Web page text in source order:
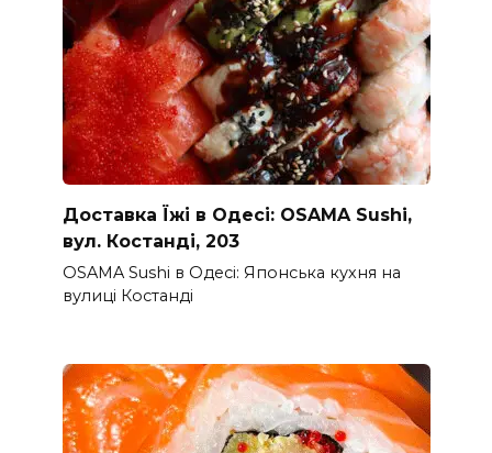
Доставка Їжі в Одесі: OSAMA Sushi,
вул. Костанді, 203
OSAMA Sushi в Одесі: Японська кухня на
вулиці Костанді